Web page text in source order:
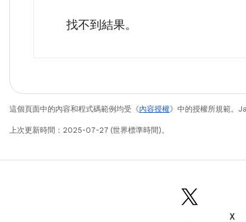
找不到結果。
這個頁面中的內容和程式碼範例均受《內容授權》中的授權所規範。
上次更新時間：2025-07-27 (世界標準時間)。
X